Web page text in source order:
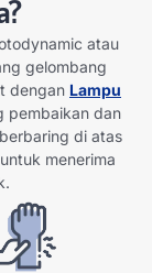
atau
gelombang
dengan Lampu
pembaikan dan
di atas
menerima